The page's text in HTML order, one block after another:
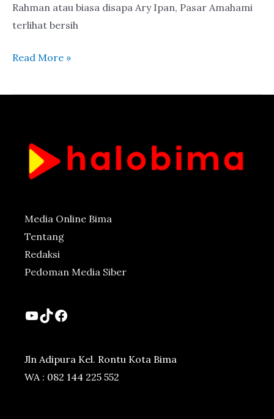
Rahman atau biasa disapa Ary Ipan, Pasar Amahami
terlihat bersih
Read More »
Media Online Bima
Tentang
Redaksi
Pedoman Media Siber
YouTube
TikTok
Facebook
Jln Adipura Kel. Rontu Kota Bima
WA : 082 144 225 552